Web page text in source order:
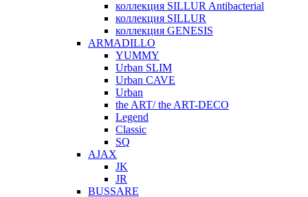
коллекция SILLUR Antibacterial
коллекция SILLUR
коллекция GENESIS
ARMADILLO
YUMMY
Urban SLIM
Urban CAVE
Urban
the ART/ the ART-DECO
Legend
Classic
SQ
AJAX
JK
JR
BUSSARE